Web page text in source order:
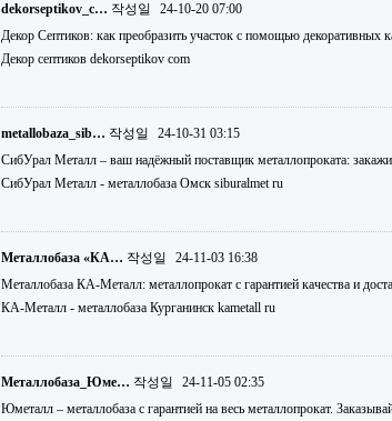
dekorseptikov_c… 작성일
24-10-20 07:00
Декор Септиков: как преобразить участок с помощью декоративных
Декор септиков dekorseptikov com
metallobaza_sib… 작성일
24-10-31 03:15
СибУрал Металл – ваш надёжный поставщик металлопроката:
СибУрал Металл - металлобаза Омск siburalmet ru
Металлобаза «КА… 작성일
24-11-03 16:38
Металлобаза КА-Металл: металлопрокат с гарантией качества и
КА-Металл - металлобаза Курганинск kametall ru
Металлобаза_Юме… 작성일
24-11-05 02:35
Юметалл – металлобаза с гарантией на весь металлопрокат.